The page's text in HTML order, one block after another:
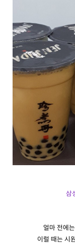
삼
얼마 전에
이럴 때는 시